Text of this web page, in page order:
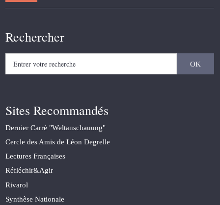
Rechercher
Sites Recommandés
Dernier Carré "Weltanschauung"
Cercle des Amis de Léon Degrelle
Lectures Françaises
Réfléchir&Agir
Rivarol
Synthèse Nationale